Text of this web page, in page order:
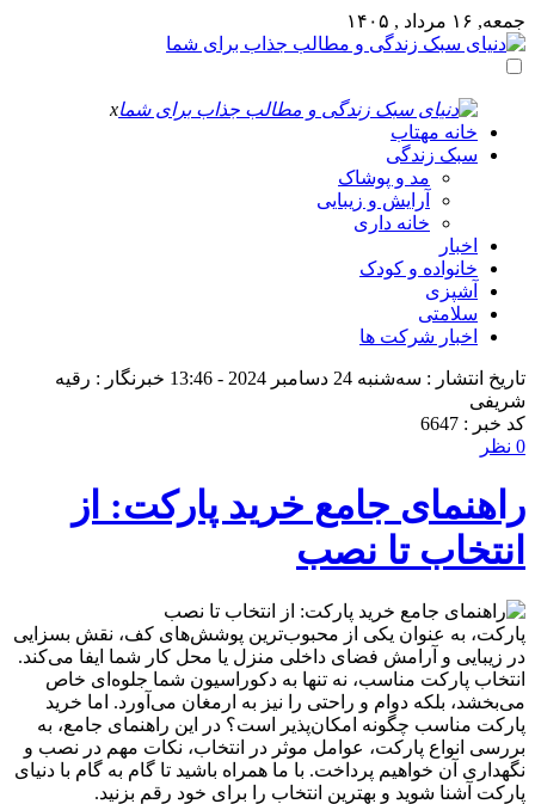
جمعه, ۱۶ مرداد , ۱۴۰۵
x
خانه مهتاب
سبک زندگی
مد و پوشاک
آرایش و زیبایی
خانه داری
اخبار
خانواده و کودک
آشپزی
سلامتی
اخبار شرکت ها
تاریخ انتشار : سه‌شنبه 24 دسامبر 2024 - 13:46
خبرنگار : رقیه
شریفی
کد خبر : 6647
0 نظر
راهنمای جامع خرید پارکت: از
انتخاب تا نصب
پارکت، به عنوان یکی از محبوب‌ترین پوشش‌های کف، نقش بسزایی
در زیبایی و آرامش فضای داخلی منزل یا محل کار شما ایفا می‌کند.
انتخاب پارکت مناسب، نه تنها به دکوراسیون شما جلوه‌ای خاص
می‌بخشد، بلکه دوام و راحتی را نیز به ارمغان می‌آورد. اما خرید
پارکت مناسب چگونه امکان‌پذیر است؟ در این راهنمای جامع، به
بررسی انواع پارکت، عوامل موثر در انتخاب، نکات مهم در نصب و
نگهداری آن خواهیم پرداخت. با ما همراه باشید تا گام به گام با دنیای
پارکت آشنا شوید و بهترین انتخاب را برای خود رقم بزنید.